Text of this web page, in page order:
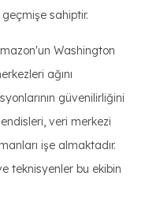
sahiptir.
Washington
ağını
güvenilirliğini
veri merkezi
işe almaktadır.
teknisyenler bu ekibin